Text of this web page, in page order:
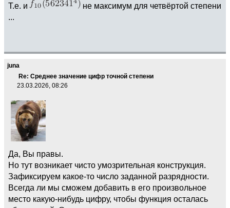
Т.е. и
не максимум для четвёртой степени
...
juna
Re: Среднее значение цифр точной степени
23.03.2026, 08:26
Да, Вы правы.
Но тут возникает чисто умозрительная конструкция.
Зафиксируем какое-то число заданной разрядности.
Всегда ли мы сможем добавить в его произвольное
место какую-нибудь цифру, чтобы функция осталась